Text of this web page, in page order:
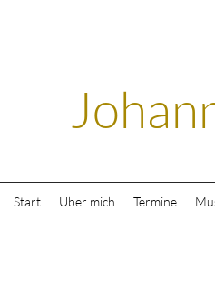
Start Über mich Termine